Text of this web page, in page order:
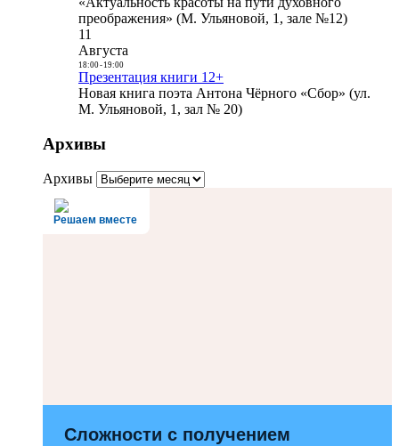
преображения» (М. Ульяновой, 1, зале №12)
11
Августа
18:00- 19:00
Презентация книги 12+
Новая книга поэта Антона Чёрного «Сбор» (ул.
М. Ульяновой, 1, зал № 20)
Архивы
Архивы
Решаем вместе
Сложности с получением